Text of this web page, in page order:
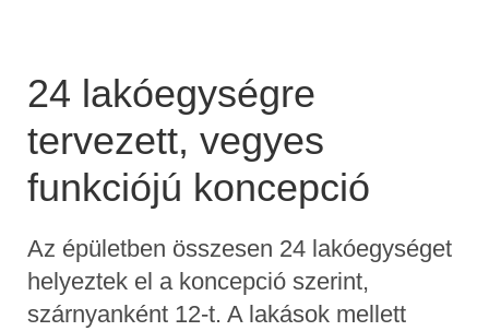
24 lakóegységre
tervezett, vegyes
funkciójú koncepció
Az épületben összesen 24 lakóegységet
helyeztek el a koncepció szerint,
szárnyanként 12-t. A lakások mellett